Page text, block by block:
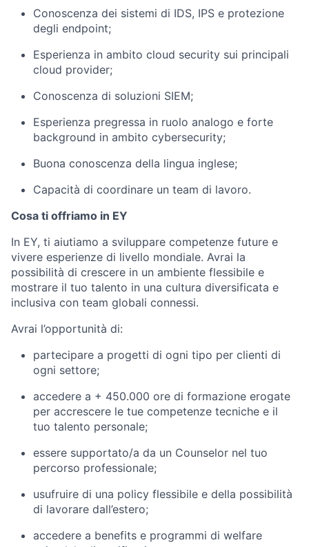
Conoscenza dei sistemi di IDS, IPS e protezione
degli endpoint;
Esperienza in ambito cloud security sui principali
cloud provider;
Conoscenza di soluzioni SIEM;
Esperienza pregressa in ruolo analogo e forte
background in ambito cybersecurity;
Buona conoscenza della lingua inglese;
Capacità di coordinare un team di lavoro.
Cosa ti offriamo in EY
In EY, ti aiutiamo a sviluppare competenze future e
vivere esperienze di livello mondiale. Avrai la
possibilità di crescere in un ambiente flessibile e
mostrare il tuo talento in una cultura diversificata e
inclusiva con team globali connessi.
Avrai l’opportunità di:
partecipare a progetti di ogni tipo per clienti di
ogni settore;
accedere a + 450.000 ore di formazione erogate
per accrescere le tue competenze tecniche e il
tuo talento personale;
essere supportato/a da un Counselor nel tuo
percorso professionale;
usufruire di una policy flessibile e della possibilità
di lavorare dall’estero;
accedere a benefits e programmi di welfare